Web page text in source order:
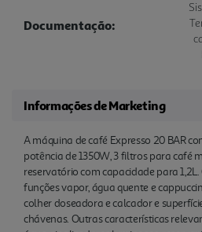
Documentação:
Informações de Marketing
A máquina de café Expresso 20 BAR
potência de 1350W, 3 filtros para café
reservatório com capacidade para
funções vapor, água quente e
colher doseadora e calcador e
chávenas. Outras características